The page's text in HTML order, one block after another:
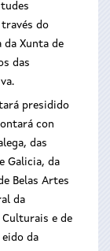
do
Xunta de
das
presidido
con
das
Galicia, da
Belas Artes
da
Culturais e de
da